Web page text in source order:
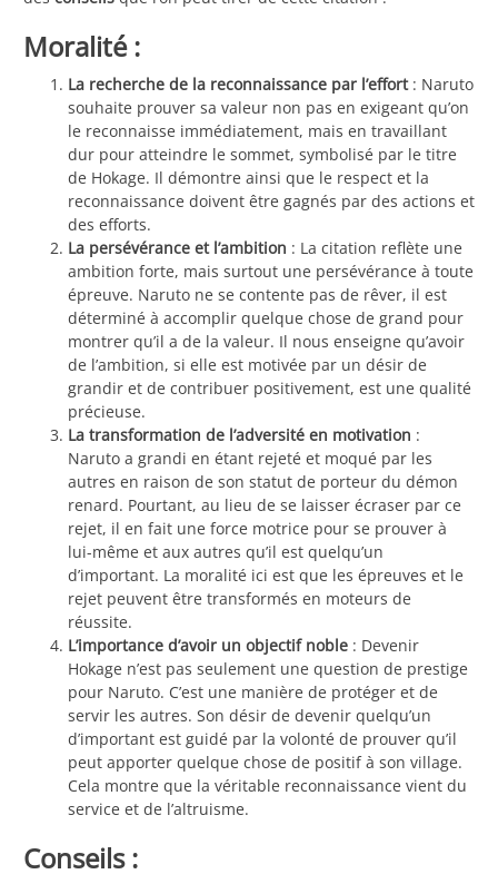
Moralité :
La recherche de la reconnaissance par l’effort: Naruto
souhaite prouver sa valeur non pas en exigeant qu’on
le reconnaisse immédiatement, mais en travaillant
dur pour atteindre le sommet, symbolisé par le titre
de Hokage. Il démontre ainsi que le respect et la
reconnaissance doivent être gagnés par des actions et
des efforts.
La persévérance et l’ambition : La citation reflète une
ambition forte, mais surtout une persévérance à toute
épreuve. Naruto ne se contente pas de rêver, il est
déterminé à accomplir quelque chose de grand pour
montrer qu’il a de la valeur. Il nous enseigne qu’avoir
de l’ambition, si elle est motivée par un désir de
grandir et de contribuer positivement, est une qualité
précieuse.
La transformation de l’adversité en motivation :
Naruto a grandi en étant rejeté et moqué par les
autres en raison de son statut de porteur du démon
renard. Pourtant, au lieu de se laisser écraser par ce
rejet, il en fait une force motrice pour se prouver à
lui-même et aux autres qu’il est quelqu’un
d’important. La moralité ici est que les épreuves et le
rejet peuvent être transformés en moteurs de
réussite.
L’importance d’avoir un objectif noble : Devenir
Hokage n’est pas seulement une question de prestige
pour Naruto. C’est une manière de protéger et de
servir les autres. Son désir de devenir quelqu’un
d’important est guidé par la volonté de prouver qu’il
peut apporter quelque chose de positif à son village.
Cela montre que la véritable reconnaissance vient du
service et de l’altruisme.
Conseils :